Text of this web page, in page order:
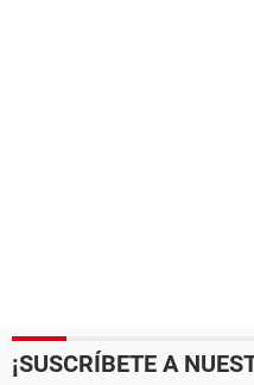
¡SUSCRÍBETE A